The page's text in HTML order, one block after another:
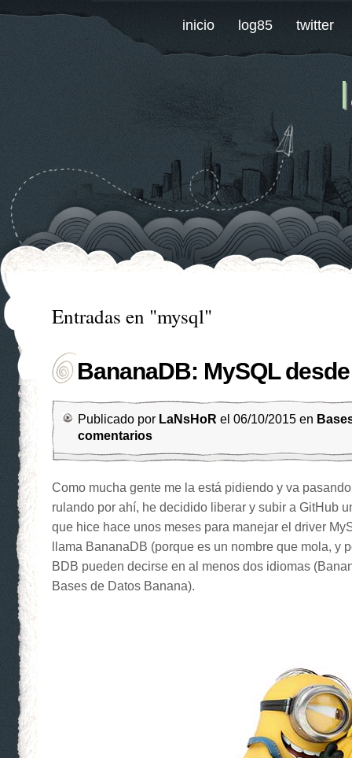
inicio log85 twitter
Entradas en "mysql"
BananaDB: MySQL
Publicado por LaNsHoR el 06/10/2015 en
comentarios
Como mucha gente me la está pidiendo y va
rulando por ahí, he decidido liberar y subir a GitHub
que hice hace unos meses para manejar el driver
llama BananaDB (porque es un nombre que mola, y
BDB pueden decirse en al menos dos idiomas
Bases de Datos Banana).